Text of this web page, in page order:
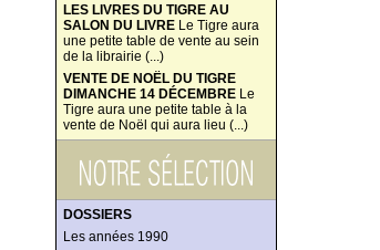
LES LIVRES DU TIGRE AU
SALON DU LIVRE Le Tigre aura
une petite table de vente au sein
de la librairie (...)
VENTE DE NOËL DU TIGRE
DIMANCHE 14 DÉCEMBRE Le
Tigre aura une petite table à la
vente de Noël qui aura lieu (...)
DOSSIERS
Les années 1990